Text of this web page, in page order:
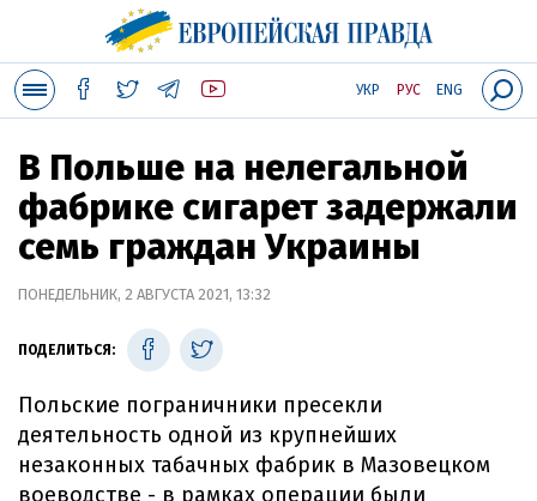
УКР РУС ENG
В Польше на нелегальной
фабрике сигарет задержали
семь граждан Украины
ПОНЕДЕЛЬНИК, 2 АВГУСТА 2021, 13:32
ПОДЕЛИТЬСЯ:
Польские пограничники пресекли
деятельность одной из крупнейших
незаконных табачных фабрик в Мазовецком
воеводстве - в рамках операции были